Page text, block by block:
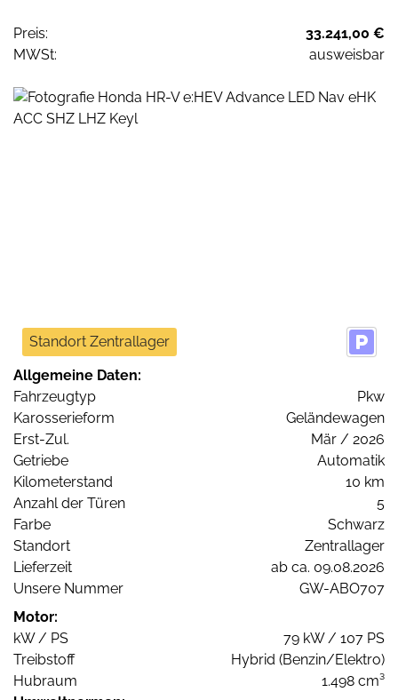
Preis:
33.241,00 €
MWSt:
ausweisbar
Standort Zentrallager
Allgemeine Daten:
Fahrzeugtyp
Pkw
Karosserieform
Geländewagen
Erst-Zul.
Mär / 2026
Getriebe
Automatik
Kilometerstand
10 km
Anzahl der Türen
5
Farbe
Schwarz
Standort
Zentrallager
Lieferzeit
ab ca. 09.08.2026
Unsere Nummer
GW-ABO707
Motor:
kW / PS
79 kW / 107 PS
Treibstoff
Hybrid (Benzin/Elektro)
Hubraum
1.498 cm³